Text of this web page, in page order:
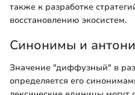
также к разработке
восстановлению экосистем.
Синонимы и
Значение "диффузный" в
определяется его